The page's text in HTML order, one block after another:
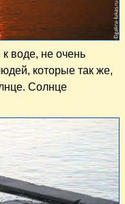
воде, не очень
которые так же,
Солнце